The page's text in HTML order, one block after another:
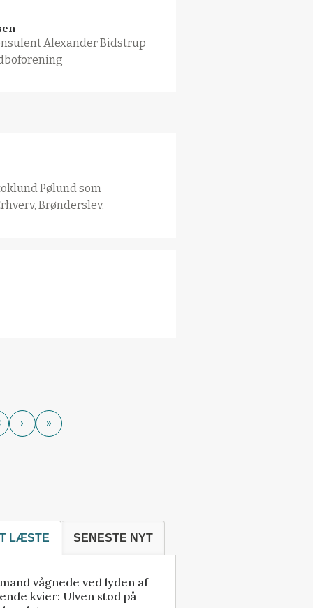
Alexander Bidstrup
Pølund som
Brønderslev.
› »
LÆSTE SENESTE NYT
vågnede ved lyden af
kvier: Ulven stod på